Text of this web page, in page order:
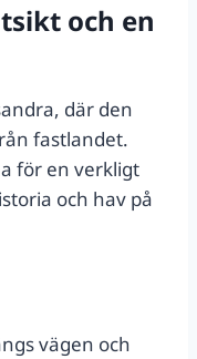
och en
där den
fastlandet.
för en verkligt
och hav på
vägen och